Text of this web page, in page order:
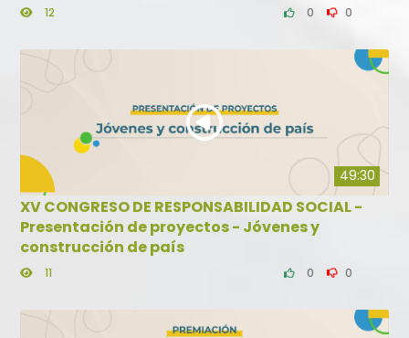
12 0 0
49:30
XV CONGRESO DE RESPONSABILIDAD SOCIAL -
Presentación de proyectos - Jóvenes y
construcción de país
11 0 0